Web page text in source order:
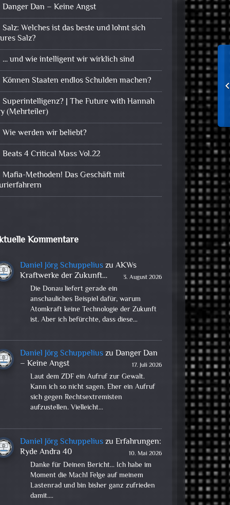
Danger Dan – Keine Angst
Salz: Welches ist das beste und lohnt sich
Salz?
… und wie intelligent wir wirklich sind
Können Staaten endlos Schulden machen?
Superintelligenz? | The Future with Hannah
(Mehrteiler)
Wie werden wir beliebt?
Beats 4 Critical Mass Vol.22
Mafia-Methoden! Das Geschäft mit
Kommentare
Daniel Jörg SchuppeliuszuAKWs
Kraftwerke der Zukunft…
3. August 2026
Die Donau liefert gerade ein
anschauliches Beispiel dafür, warum
Atomkraft keine Technologie der Zukunft
ist. Aber ich befürchte, dass diese…
Daniel Jörg SchuppeliuszuDanger Dan
– Keine Angst
17. Juli 2026
Laut dem ZDF ein Aufruf zur Gewalt.
Kann ich so nicht sagen. Eher ein Aufruf
sich gegen Rechtsextremisten
aufzustellen. Vielleicht…
Daniel Jörg SchuppeliuszuErfahrungen:
Ryde Andra 40
10. Mai 2026
Danke für Deinen Bericht... Ich habe im
Moment die Mach1 Felge auf meinem
Lastenrad und bin bisher ganz zufrieden
damit.…